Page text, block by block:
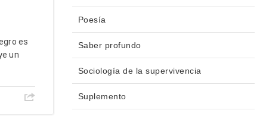
es
un
Poesía
Saber profundo
Sociología de la supervivencia
Suplemento